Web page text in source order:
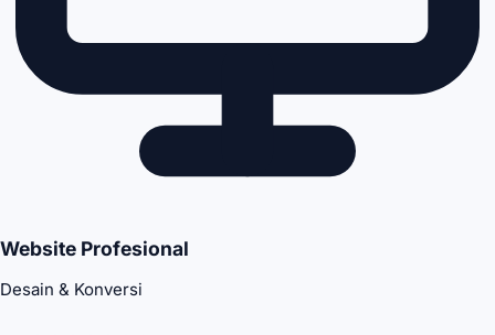
Website Profesional
Desain & Konversi